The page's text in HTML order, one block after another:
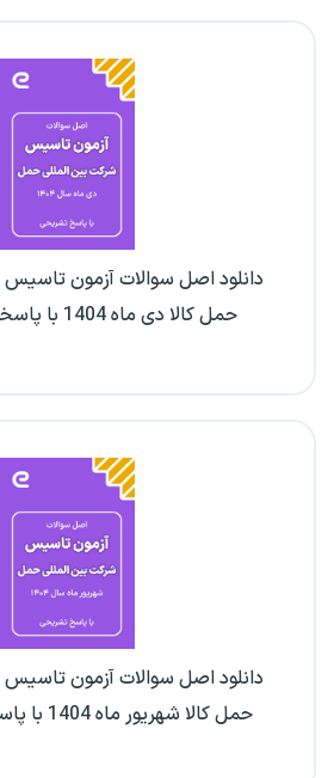
دانلود اصل سوالات آزمون
حمل کالا دی ماه 1404 با پاسخنامه تشریحی
دانلود اصل سوالات آزمون
حمل کالا شهریور ماه 1404 با پاسخنامه تشریحی